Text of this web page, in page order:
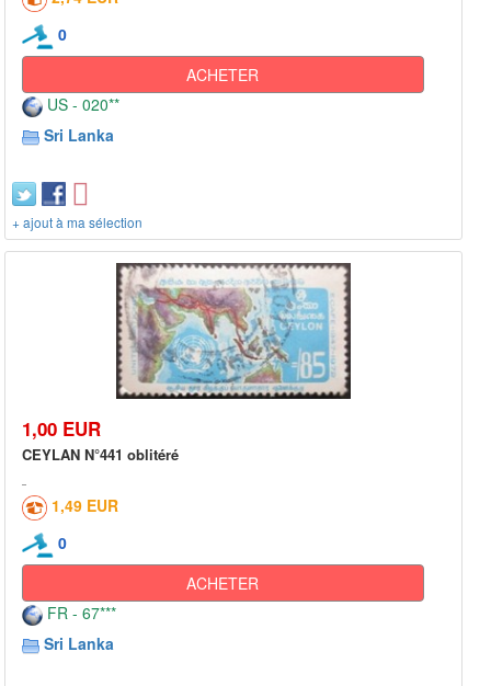
0
ACHETER
US - 020**
Sri Lanka
+ ajout à ma sélection
1,00 EUR
CEYLAN N°441 oblitéré
1,49 EUR
0
ACHETER
FR - 67***
Sri Lanka